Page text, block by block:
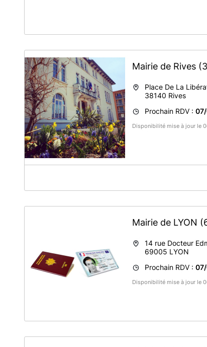
Mairie de Rives
Place De La
38140 Rives
Prochain RDV :
Disponibilité mise à jour le
titres.
En cas de perte ou de vol de vos documents,
Mairie de LYON
14 rue Docteur
69005 LYON
Prochain RDV :
Disponibilité mise à jour le